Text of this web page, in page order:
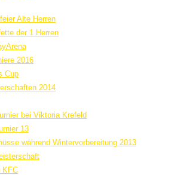
Alte Herren
der 1 Herren
2016
Cup
2014
bei Viktoria Krefeld
13
während Wintervorbereitung 2013
KFC